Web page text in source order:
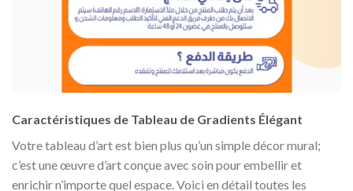
Caractéristiques de Tableau de Gradients Élégant
Votre tableau d’art est bien plus qu’un simple décor mural;
c’est une œuvre d’art conçue avec soin pour embellir et
enrichir n’importe quel espace. Voici en détail toutes les